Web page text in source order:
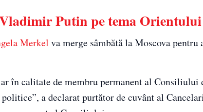
Putin pe tema
Merkel va merge sâmbătă la Moscova pentru
în calitate de membru permanent al Consiliului
a declarat purtător de cuvânt al